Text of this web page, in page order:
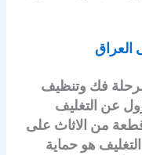
مرحلة فك وتنظيف
عن التغليف
قطعة من الاثاث على
هو حماية